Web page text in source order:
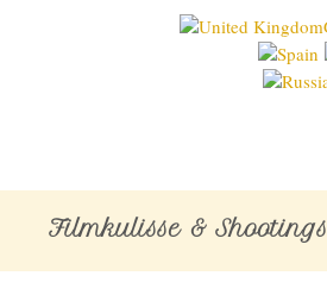
Filmkulisse & Shootings